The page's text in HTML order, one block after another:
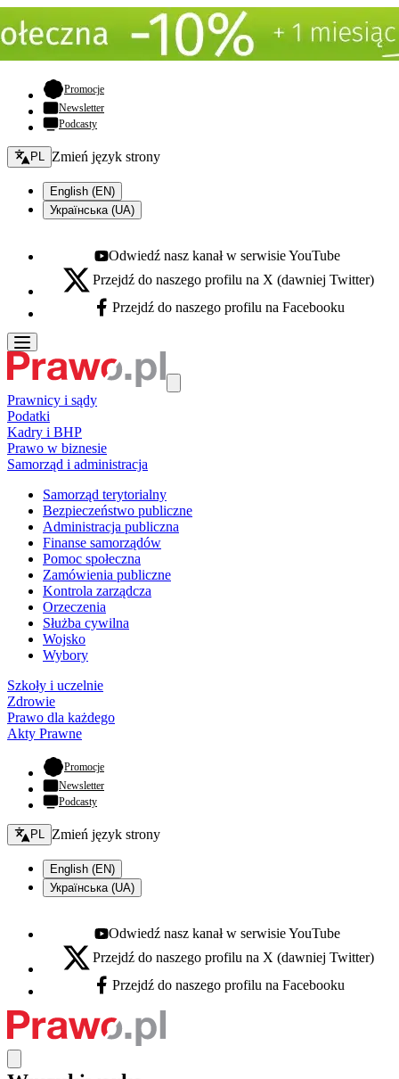
Promocje- otwiera się w nowej karcie
Newsletter
Podcasty
Zmień język - bieżący:
PL Zmień język strony
English (EN)
Українська (UA)
Youtube - otwiera się w nowej karcie
Odwiedź nasz kanał w serwisie YouTube
X - otwiera się w nowej karcie
Przejdź do naszego profilu na X (dawniej Twitter)
Facebook - otwiera się w nowej karcie
Przejdź do naszego profilu na Facebooku
Prawnicy i sądy
Podatki
Kadry i BHP
Prawo w biznesie
Samorząd i administracja
Samorząd terytorialny
Bezpieczeństwo publiczne
Administracja publiczna
Finanse samorządów
Pomoc społeczna
Zamówienia publiczne
Kontrola zarządcza
Orzeczenia
Służba cywilna
Wojsko
Wybory
Szkoły i uczelnie
Zdrowie
Prawo dla każdego
Akty Prawne
Promocje- otwiera się w nowej karcie
Newsletter
Podcasty
Zmień język - bieżący:
PL Zmień język strony
English (EN)
Українська (UA)
Youtube - otwiera się w nowej karcie
Odwiedź nasz kanał w serwisie YouTube
X - otwiera się w nowej karcie
Przejdź do naszego profilu na X (dawniej Twitter)
Facebook - otwiera się w nowej karcie
Przejdź do naszego profilu na Facebooku